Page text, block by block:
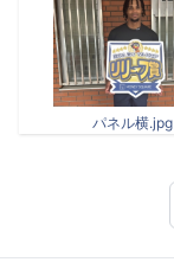
パネル横.jpg